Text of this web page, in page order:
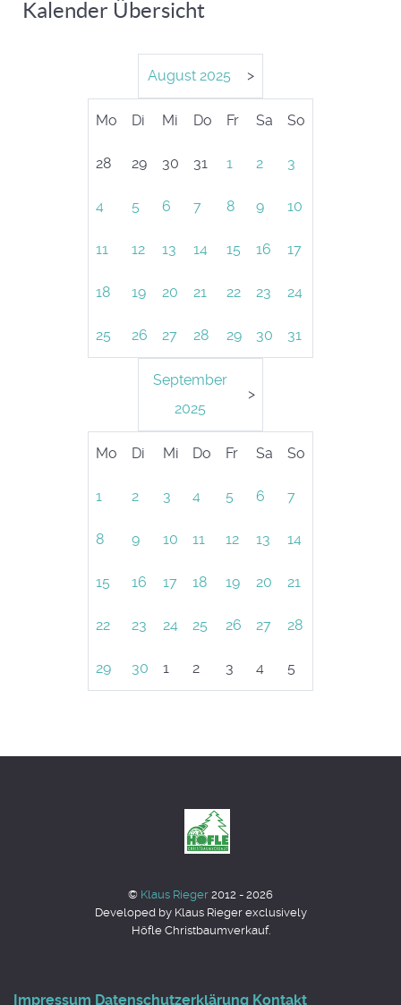
Kalender Übersicht
August 2025 >
Mo Di Mi Do Fr Sa So
28 29 30 31 1 2 3
4 5 6 7 8 9 10
11 12 13 14 15 16 17
18 19 20 21 22 23 24
25 26 27 28 29 30 31
September
2025
>
Mo Di Mi Do Fr Sa So
1 2 3 4 5 6 7
8 9 10 11 12 13 14
15 16 17 18 19 20 21
22 23 24 25 26 27 28
29 30 1 2 3 4 5
© Klaus Rieger 2012 - 2026
Developed by Klaus Rieger exclusively
Höfle Christbaumverkauf.
Impressum Datenschutzerklärung Kontakt